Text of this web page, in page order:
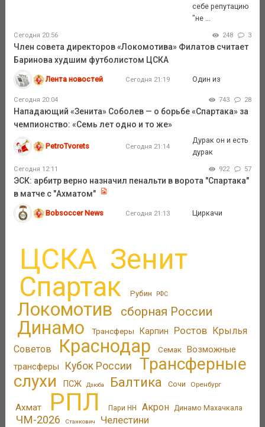
себе репутацию
"не ...
Сегодня 20:56 248 3
Член совета директоров «Локомотива» Филатов считает
Баринова худшим футболистом ЦСКА
Лента новостей Сегодня 21:19 Один из
Сегодня 20:04 743 28
Нападающий «Зенита» Соболев — о борьбе «Спартака» за
чемпионство: «Семь лет одно и то же»
PetroTvorets Сегодня 21:14
Дурак он и есть
дурак
Сегодня 12:11 922 57
ЭСК: арбитр верно назначил пенальти в ворота "Спартака"
в матче с "Ахматом"
Bobsoccer News Сегодня 21:13 Циркачи
ЦСКА Зенит
Спартак Рубин РФС
Локомотив сборная России
Динамо Трансферы Карпин Ростов
Крылья
Советов
Краснодар Семак
Возможные
трансферы
Кубок России
Трансферные
слухи
ПСЖ Дзюба Балтика Сочи Оренбург
Ахмат РПЛ Пари НН Акрон Динамо Махачкала
ЧМ-2026 Станкович Челестини